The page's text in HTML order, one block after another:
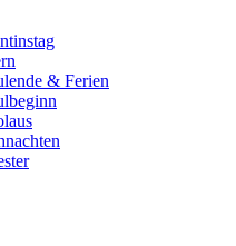
& Ferien